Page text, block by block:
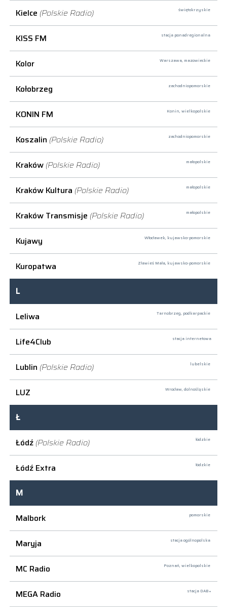
Kielce (Polskie Radio) świętokrzyskie
KISS FM stacja ponadregionalna
Kolor Warszawa, mazowieckie
Kołobrzeg zachodniopomorskie
KONIN FM Konin, wielkopolskie
Koszalin (Polskie Radio) zachodniopomorskie
Kraków (Polskie Radio) małopolskie
Kraków Kultura (Polskie Radio) małopolskie
Kraków Transmisje (Polskie Radio) małopolskie
Kujawy Włocławek, kujawsko-pomorskie
Kuropatwa Zławieś Mała, kujawsko-pomorskie
L
Leliwa
Tarnobrzeg, podkarpackie
Life4Club stacja internetowa
Lublin (Polskie Radio) lubelskie
LUZ Wrocław, dolnośląskie
Ł
Łódź (Polskie Radio) łódzkie
Łódź Extra łódzkie
M
Malbork
pomorskie
Maryja stacja ogólnopolska
MC Radio Poznań, wielkopolskie
MEGA Radio stacja DAB+